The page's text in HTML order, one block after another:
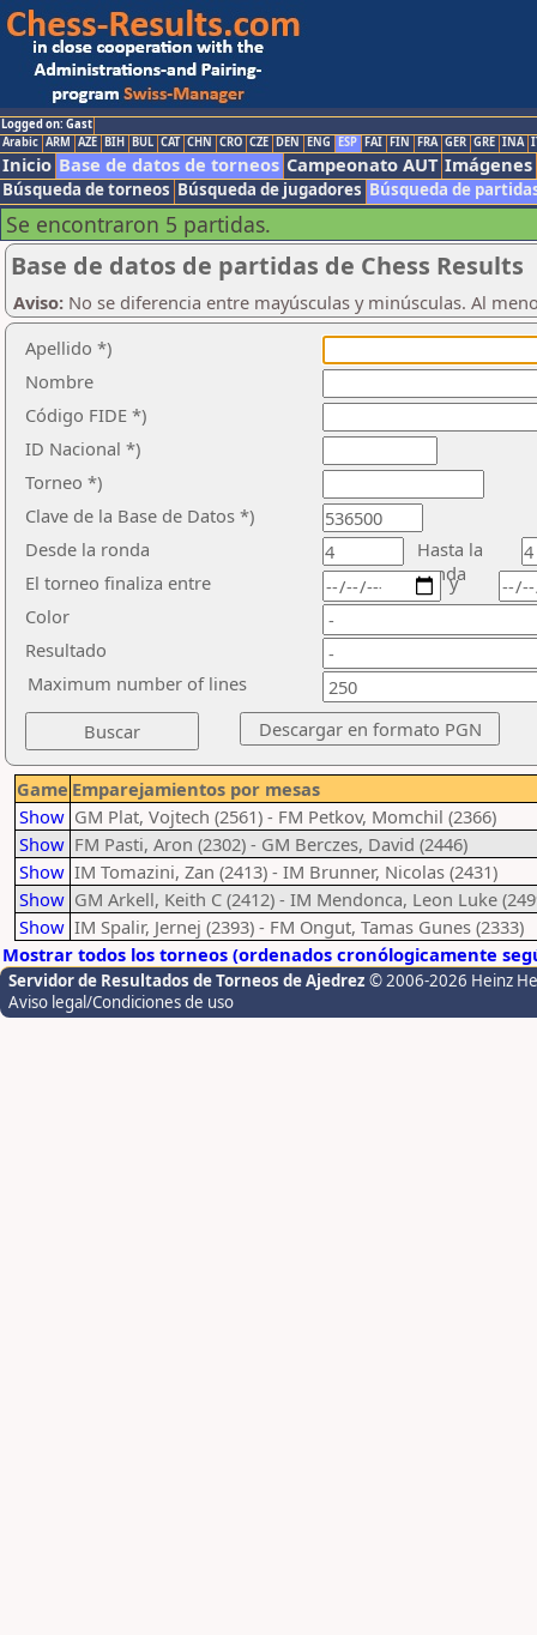
Logged on: Gast
Arabic ARM AZE BIH BUL CAT CHN CRO CZE DEN ENG ESP FAI FIN FRA GER GRE INA
Inicio Base de datos de torneos Campeonato AUT Imágenes
Búsqueda de torneos Búsqueda de jugadores Búsqueda de
Se encontraron 5 partidas.
Base de datos de partidas de Chess Results
Aviso: No se diferencia entre mayúsculas y minúsculas. Al
Apellido *)
Nombre
Código FIDE *)
ID Nacional *)
Torneo *)
Clave de la Base de Datos *)
Desde la ronda
Hasta la
ronda
El torneo finaliza entre
Color
Resultado
y
Maximum number of lines
Game Emparejamientos por mesas
Show GM Plat, Vojtech (2561) - FM Petkov, Momchil (2366)
Show FM Pasti, Aron (2302) - GM Berczes, David (2446)
Show IM Tomazini, Zan (2413) - IM Brunner, Nicolas (2431)
Show GM Arkell, Keith C (2412) - IM Mendonca, Leon Luke
Show IM Spalir, Jernej (2393) - FM Ongut, Tamas Gunes (2333)
Mostrar todos los torneos (ordenados cronólogicamente
Servidor de Resultados de Torneos de Ajedrez © 2006-2026 Heinz
Aviso legal/Condiciones de uso